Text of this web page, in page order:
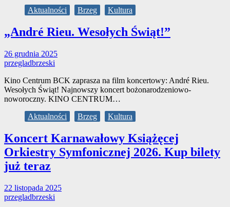
Aktualności
Brzeg Kultura
„André Rieu. Wesołych Świąt!”
26 grudnia 2025
przegladbrzeski
Kino Centrum BCK zaprasza na film koncertowy: André Rieu.
Wesołych Świąt! Najnowszy koncert bożonarodzeniowo-
noworoczny. KINO CENTRUM…
Aktualności
Brzeg Kultura
Koncert Karnawałowy Książęcej
Orkiestry Symfonicznej 2026. Kup bilety
już teraz
22 listopada 2025
przegladbrzeski